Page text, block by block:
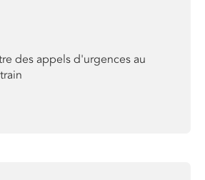
des appels d'urgences au